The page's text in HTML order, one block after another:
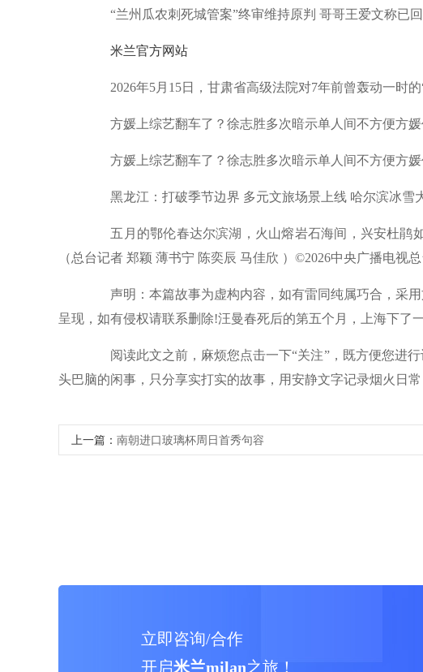
“兰州瓜农刺死城管案”终审维持原判 哥哥王爱文称已
米兰官方网站
2026年5月15日，甘肃省高级法院对7年前曾轰动一时的
方媛上综艺翻车了？徐志胜多次暗示单人间不方便方媛
方媛上综艺翻车了？徐志胜多次暗示单人间不方便方媛
黑龙江：打破季节边界 多元文旅场景上线 哈尔滨冰雪
五月的鄂伦春达尔滨湖，火山熔岩石海间，兴安杜鹃如
（总台记者 郑颖 薄书宁 陈奕辰 马佳欣 ）©2026中央广播电视
声明：本篇故事为虚构内容，如有雷同纯属巧合，采用
呈现，如有侵权请联系删除!汪曼春死后的第五个月，上海下了
阅读此文之前，麻烦您点击一下“关注”，既方便您进行
头巴脑的闲事，只分享实打实的故事，用安静文字记录烟火日常
上一篇： 南朝进口玻璃杯周日首秀句容
立即咨询/合作
开启米兰milan之旅！